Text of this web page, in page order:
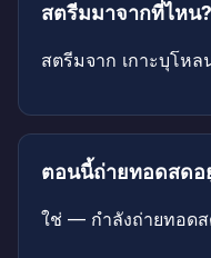
สตรีมมาจากที่ไหน?
สตรีมจาก เกาะบุโหล
ตอนนี้ถ่ายทอดสดอ
ใช่ — กำลังถ่ายทอดส